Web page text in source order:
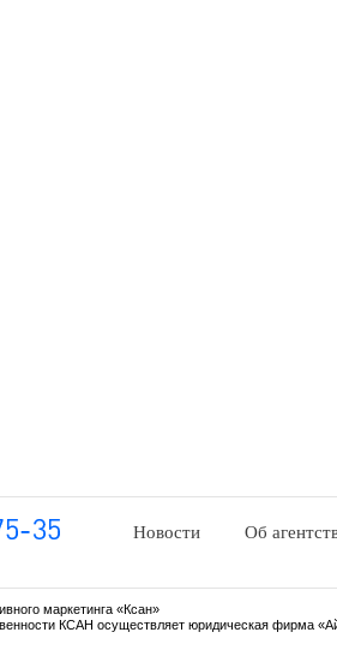
Новости Об
маркетинга «Ксан»
КСАН осуществляет юридическая фирма